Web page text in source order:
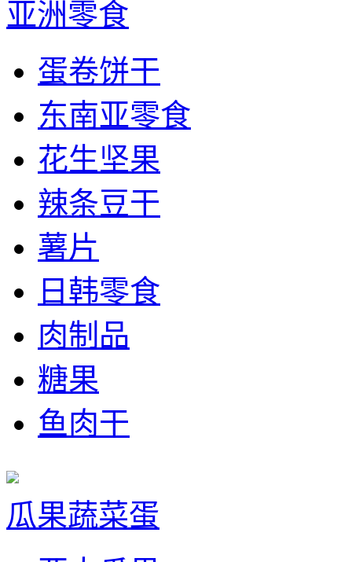
亚洲零食
蛋卷饼干
东南亚零食
花生坚果
辣条豆干
薯片
日韩零食
肉制品
糖果
鱼肉干
瓜果蔬菜蛋